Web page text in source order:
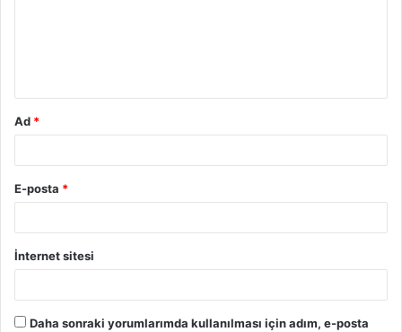
Ad *
E-posta *
İnternet sitesi
Daha sonraki yorumlarımda kullanılması için adım, e-posta